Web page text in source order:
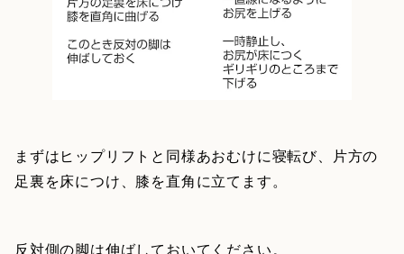
まずはヒップリフトと同様あおむけに寝転び、片方の
足裏を床につけ、膝を直角に立てます。
反対側の脚は伸ばしておいてください。